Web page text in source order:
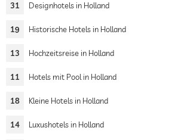
31 Designhotels in Holland
19 Historische Hotels in Holland
13 Hochzeitsreise in Holland
11 Hotels mit Pool in Holland
18 Kleine Hotels in Holland
14 Luxushotels in Holland